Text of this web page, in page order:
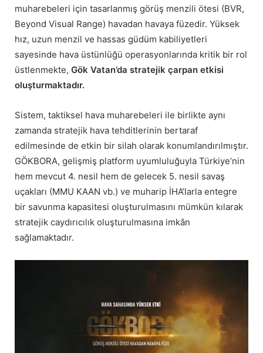
muharebeleri için tasarlanmış görüş menzili ötesi (BVR,
Beyond Visual Range) havadan havaya füzedir. Yüksek
hız, uzun menzil ve hassas güdüm kabiliyetleri
sayesinde hava üstünlüğü operasyonlarında kritik bir rol
üstlenmekte, Gök Vatan’da stratejik çarpan etkisi
oluşturmaktadır.
Sistem, taktiksel hava muharebeleri ile birlikte aynı
zamanda stratejik hava tehditlerinin bertaraf
edilmesinde de etkin bir silah olarak konumlandırılmıştır.
GÖKBORA, gelişmiş platform uyumluluğuyla Türkiye’nin
hem mevcut 4. nesil hem de gelecek 5. nesil savaş
uçakları (MMU KAAN vb.) ve muharip İHA’larla entegre
bir savunma kapasitesi oluşturulmasını mümkün kılarak
stratejik caydırıcılık oluşturulmasına imkân
sağlamaktadır.